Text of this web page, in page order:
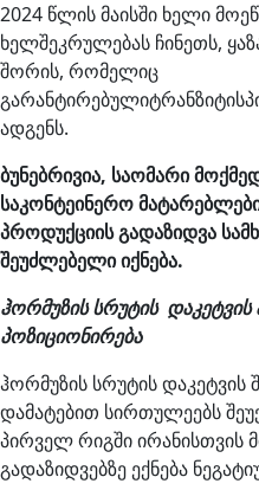
2024 წლის მაისში ხელი
ხელშეკრულებას ჩინეთს,
შორის, რომელიც
ადგენს.
ბუნებრივია, საომარი
საკონტეინერო
პროდუქციის გადაზიდვა
შეუძლებელი იქნება.
ჰორმუზის სრუტის
პოზიციონირება
ჰორმუზის სრუტის დაკეტვის
დამატებით სირთულეებს
პირველ რიგში ირანისთვის
გადაზიდვებზე ექნება